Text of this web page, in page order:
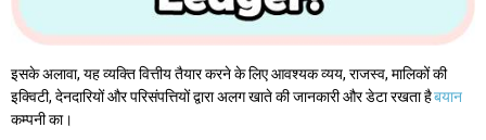
इसके अलावा, यह व्यक्ति वित्तीय तैयार करने के लिए आवश्यक व्यय, राजस्व, मालिकों की
इक्विटी, देनदारियों और परिसंपत्तियों द्वारा अलग खाते की जानकारी और डेटा रखता हैबयान
कम्पनी का।